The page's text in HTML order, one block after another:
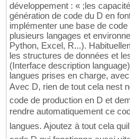
développement : « ;les
génération de code du D en
implémenter une base de
plusieurs langages et
Python, Excel, R...).
les structures de données et
(Interface description
langues prises en charge,
Avec D, rien de tout cela nest
code de production en D et
rendre automatiquement ce
langues. Ajoutez à tout cela